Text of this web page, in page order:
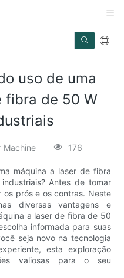
uso de uma
fibra de 50 W
Machine 176
máquina a laser de fibra
Antes de tomar
os prós e os contras. Neste
diversas vantagens e
a laser de fibra de 50
informada para suas
seja novo na tecnologia
esta exploração
valiosas para o seu